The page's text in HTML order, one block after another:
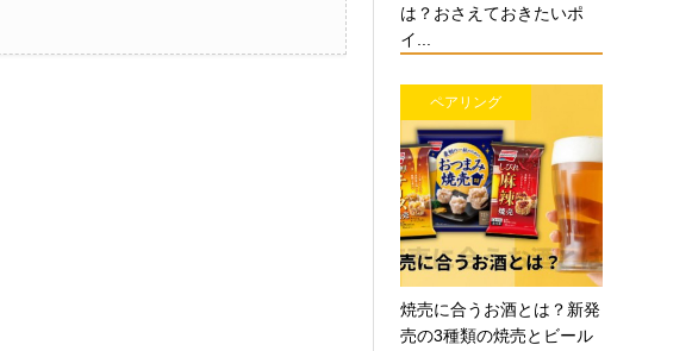
は？おさえておきたいポ
イ...
ペアリング
焼売に合うお酒とは？新発
売の3種類の焼売とビール